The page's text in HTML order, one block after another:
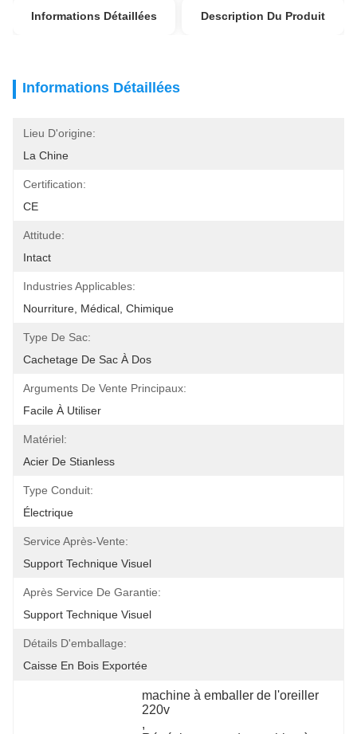
Informations Détaillées Description Du Produit
Informations Détaillées
Lieu D'origine:
La Chine
Certification:
CE
Attitude:
Intact
Industries Applicables:
Nourriture, Médical, Chimique
Type De Sac:
Cachetage De Sac À Dos
Arguments De Vente Principaux:
Facile À Utiliser
Matériel:
Acier De Stianless
Type Conduit:
Électrique
Service Après-Vente:
Support Technique Visuel
Après Service De Garantie:
Support Technique Visuel
Détails D'emballage:
Caisse En Bois Exportée
machine à emballer de l'oreiller
220v
,